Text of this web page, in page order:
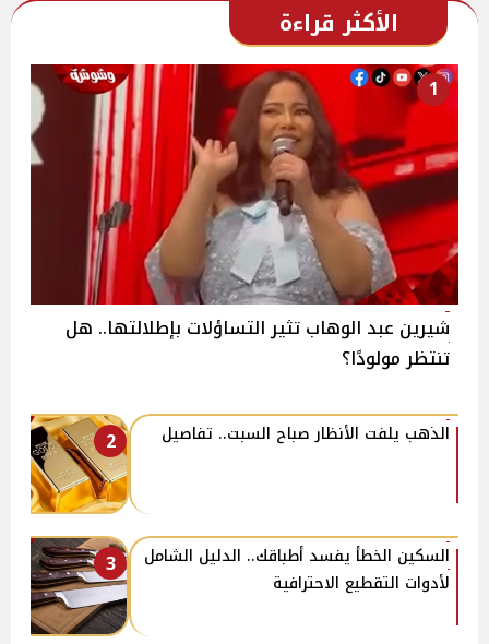
الأكثر قراءة
1
شيرين عبد الوهاب تثير التساؤلات بإطلالتها.. هل
تنتظر مولودًا؟
2 الذهب يلفت الأنظار صباح السبت.. تفاصيل
3
السكين الخطأ يفسد أطباقك.. الدليل الشامل
لأدوات التقطيع الاحترافية